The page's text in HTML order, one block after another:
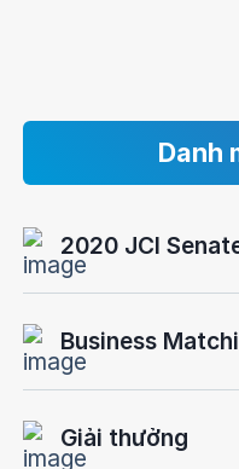
Danh
2020 JCI
Business
Giải thưởng